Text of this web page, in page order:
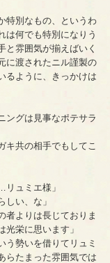
特別なもの、というわ
は何でも特別になりう
と雰囲気が揃えばいく
に渡されたニル謹製の
るように、きっかけは
グは見事なポテサラ
キ共の相手でもしてこ
ュミエ様」
しい、な」
者よりは長じておりま
栄に思います」
勢いを借りてリュミ
らたまった雰囲気では